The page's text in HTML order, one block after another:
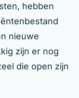
hebben
nieuwe
zijn er nog
die open zijn